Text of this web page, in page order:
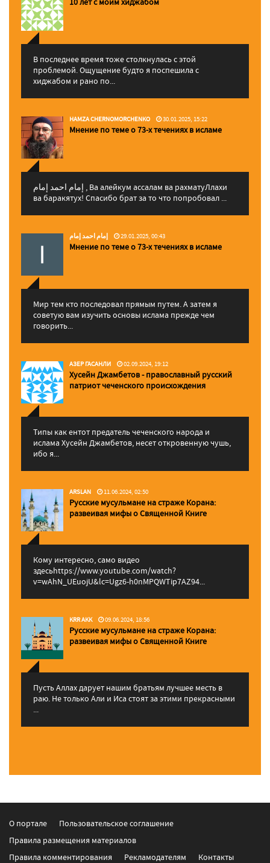
В последнее время тоже столкнулась с этой
проблемой. Ощущение будто я поспешила с
хиджабом и рано по...
HAMZA CHERNOMORCHENKO 30.01.2025, 15:22
Мнение по теме о 73-х течениях в исламе
إمام احمد إمام , Ва алейкум ассалам ва рахматуЛлахи
ва баракятух! Спасибо брат за то что попробовал ...
إمام احمد إمام 29.01.2025, 00:43
Мнение по теме о 73-х течениях в исламе
Мир тем кто последовал прямым путем. А затем я
советую вам изучить основы ислама прежде чем
говорить...
АЗЕР ГАСАНЛИ 02.09.2024, 19:12
Хусейн Джамбетов - православный русский
патриот чеченского происхождения
Типы как ентот предатель чеченского народа и
ислама Хусейн Джамбетов, несет откровенную чушь,
ибо я...
ARSLAN 11.06.2024, 02:50
Русские мусульмане на страже Корана:
pазвеивая мифы о Священной Книге
Кому интересно, само видео
здесьhttps://www.youtube.com/watch?
v=wAhN_UEuojU&lc=Ugz6-h0nMPQWTip7AZ94...
KRR AKK 09.06.2024, 18:56
Русские мусульмане на страже Корана:
pазвеивая мифы о Священной Книге
Пусть Аллах дарует нашим братьям лучшее месть в
раю. Не только Али и Иса стоят за этими прекрасными
...
О портале
Пользовательское соглашение
Правила размещения материалов
Правила комментирования
Рекламодателям Контакты